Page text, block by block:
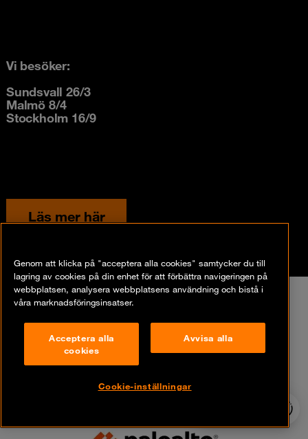
Vi besöker:
Sundsvall 26/3
Malmö 8/4
Stockholm 16/9
Läs mer här
Partners:
Genom att klicka på "acceptera alla cookies" samtycker du till
lagring av cookies på din enhet för att förbättra navigeringen på
webbplatsen, analysera webbplatsens användning och bistå i
våra marknadsföringsinsatser.
Acceptera alla
cookies
Avvisa alla
Cookie-inställningar